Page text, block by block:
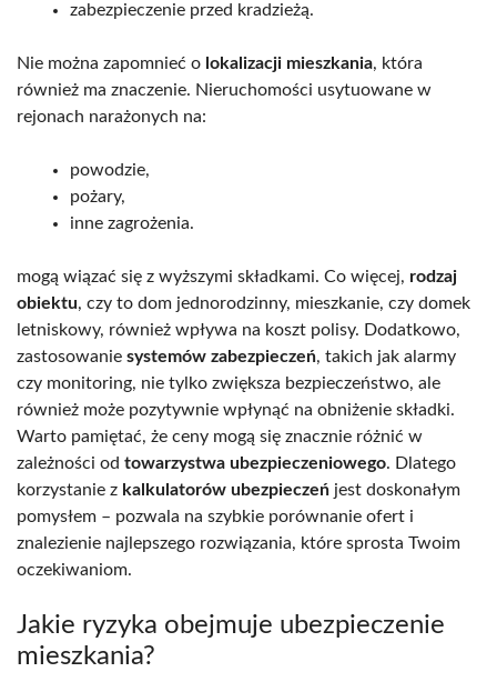
zabezpieczenie przed kradzieżą.
Nie można zapomnieć o lokalizacji mieszkania, która
również ma znaczenie. Nieruchomości usytuowane w
rejonach narażonych na:
powodzie,
pożary,
inne zagrożenia.
mogą wiązać się z wyższymi składkami. Co więcej, rodzaj
obiektu, czy to dom jednorodzinny, mieszkanie, czy domek
letniskowy, również wpływa na koszt polisy. Dodatkowo,
zastosowanie systemów zabezpieczeń, takich jak alarmy
czy monitoring, nie tylko zwiększa bezpieczeństwo, ale
również może pozytywnie wpłynąć na obniżenie składki.
Warto pamiętać, że ceny mogą się znacznie różnić w
zależności od towarzystwa ubezpieczeniowego. Dlatego
korzystanie z kalkulatorów ubezpieczeń jest doskonałym
pomysłem – pozwala na szybkie porównanie ofert i
znalezienie najlepszego rozwiązania, które sprosta Twoim
oczekiwaniom.
Jakie ryzyka obejmuje ubezpieczenie
mieszkania?